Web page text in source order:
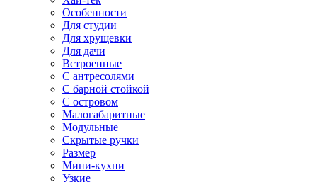
Особенности
Для студии
Для хрущевки
Для дачи
Встроенные
С антресолями
С барной стойкой
С островом
Малогабаритные
Модульные
Скрытые ручки
Размер
Мини-кухни
Узкие